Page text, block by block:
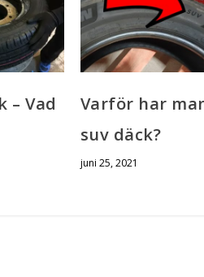
– Vad
Varför har
suv däck?
juni 25, 2021